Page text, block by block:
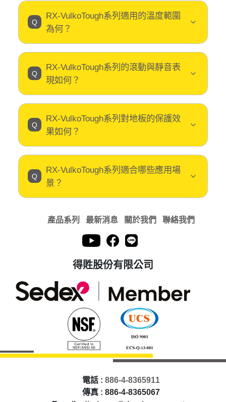
RX-VulkoTough系列適用的溫度範圍
為何？
RX-VulkoTough系列的滾動與靜音表
現如何？
RX-VulkoTough系列對地板的保護效
果如何？
RX-VulkoTough系列適合哪些應用場
景？
產品系列 最新消息 關於我們 聯絡我們
得貹股份有限公司
電話 : 886-4-8365911
傳真 : 886-4-8365067